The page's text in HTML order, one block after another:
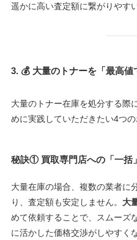
遥かに高い査定額に繋がりやす
3. 💰 大量のトナーを「最高
大量のトナー在庫を処分する際
めに実践していただきたい4つの
秘訣① 買取専門店への「一括
大量在庫の場合、複数の業者に
り、査定額も安定しません。 大
めて依頼することで、スムーズ
に活かした価格交渉がしやすく